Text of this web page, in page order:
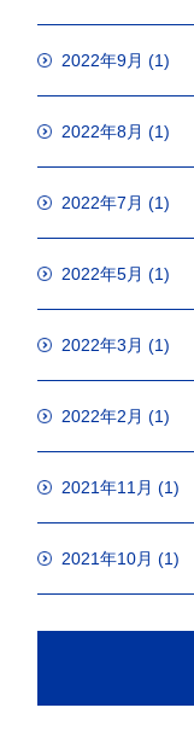
2022年9月 (1)
2022年8月 (1)
2022年7月 (1)
2022年5月 (1)
2022年3月 (1)
2022年2月 (1)
2021年11月 (1)
2021年10月 (1)